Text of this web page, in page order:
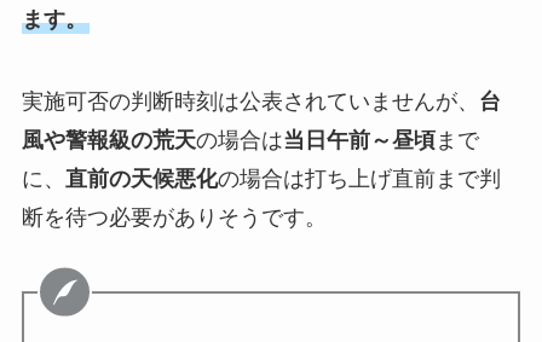
ます。
実施可否の判断時刻は公表されていませんが、 台
風や警報級の荒天の場合は当日午前～昼頃まで
に、 直前の天候悪化の場合は打ち上げ直前まで判
断を待つ必要がありそうです。